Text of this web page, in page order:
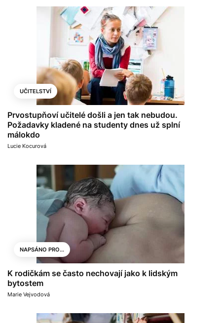
UČITELSTVÍ
Prvostupňoví učitelé došli a jen tak nebudou.
Požadavky kladené na studenty dnes už splní
málokdo
Lucie Kocurová
NAPSÁNO PRO...
K rodičkám se často nechovají jako k lidským
bytostem
Marie Vejvodová